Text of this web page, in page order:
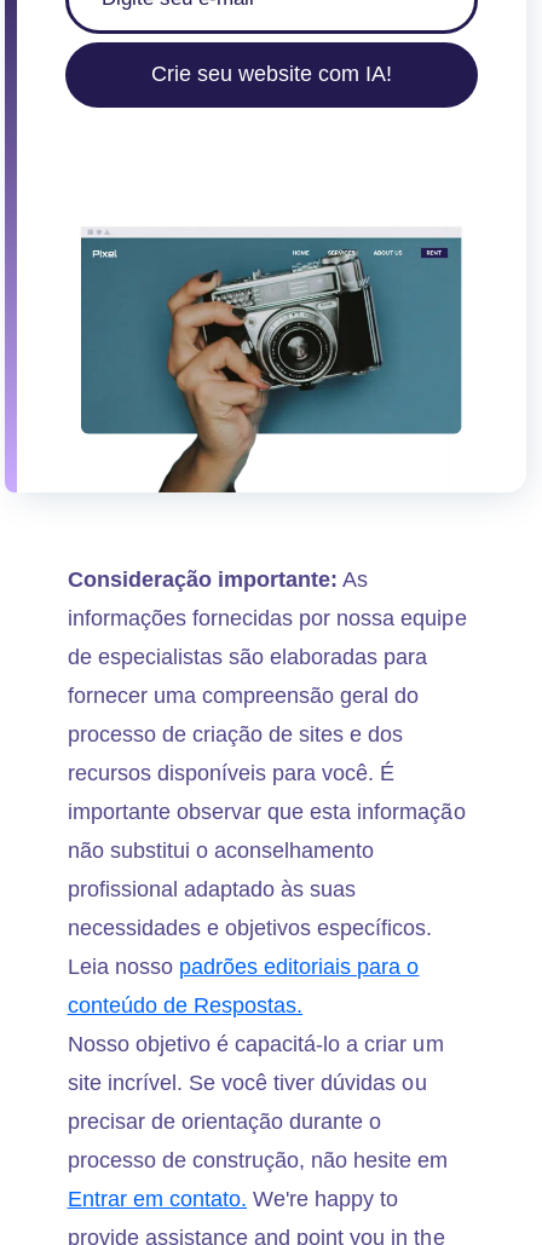
Crie seu website com IA!
Consideração importante: As
informações fornecidas por nossa equipe
de especialistas são elaboradas para
fornecer uma compreensão geral do
processo de criação de sites e dos
recursos disponíveis para você. É
importante observar que esta informação
não substitui o aconselhamento
profissional adaptado às suas
necessidades e objetivos específicos.
Leia nosso padrões editoriais para o
conteúdo de Respostas.
Nosso objetivo é capacitá-lo a criar um
site incrível. Se você tiver dúvidas ou
precisar de orientação durante o
processo de construção, não hesite em
Entrar em contato. We're happy to
provide assistance and point you in the